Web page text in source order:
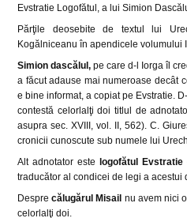
Evstratie Logofătul, a lui Simion
Părţile deosebite de textul lui
Kogălniceanu în apendicele volumului
Simion dascălul, pe care d-l Iorga îl
a făcut adause mai numeroase decât
e bine informat, a copiat pe Evstratie.
contestă celorlalţi doi titlul de
asupra sec. XVIII, vol. II, 562). C.
cronicii cunoscute sub numele lui
Alt adnotator este
logofătul Evstratie
traducător al condicei de legi a acestui
Desprecălugărul Misail nu avem nici
celorlalţi doi.